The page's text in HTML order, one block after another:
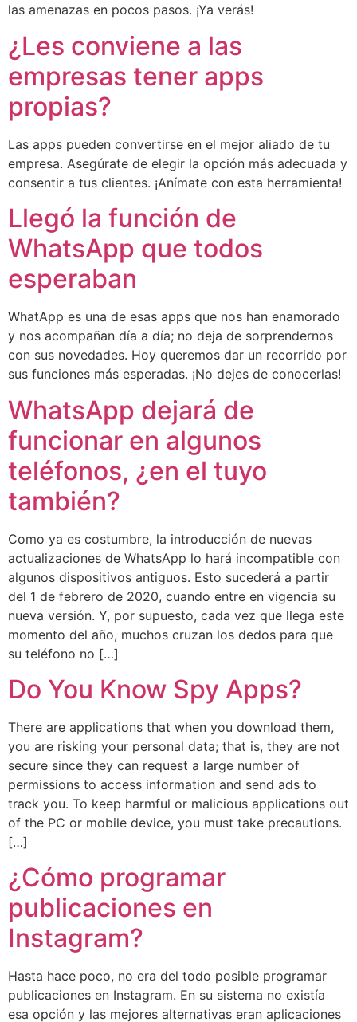
las amenazas en pocos pasos. ¡Ya verás!
¿Les conviene a las
empresas tener apps
propias?
Las apps pueden convertirse en el mejor aliado de tu
empresa. Asegúrate de elegir la opción más adecuada y
consentir a tus clientes. ¡Anímate con esta herramienta!
Llegó la función de
WhatsApp que todos
esperaban
WhatApp es una de esas apps que nos han enamorado
y nos acompañan día a día; no deja de sorprendernos
con sus novedades. Hoy queremos dar un recorrido por
sus funciones más esperadas. ¡No dejes de conocerlas!
WhatsApp dejará de
funcionar en algunos
teléfonos, ¿en el tuyo
también?
Como ya es costumbre, la introducción de nuevas
actualizaciones de WhatsApp lo hará incompatible con
algunos dispositivos antiguos. Esto sucederá a partir
del 1 de febrero de 2020, cuando entre en vigencia su
nueva versión. Y, por supuesto, cada vez que llega este
momento del año, muchos cruzan los dedos para que
su teléfono no […]
Do You Know Spy Apps?
There are applications that when you download them,
you are risking your personal data; that is, they are not
secure since they can request a large number of
permissions to access information and send ads to
track you. To keep harmful or malicious applications out
of the PC or mobile device, you must take precautions.
[…]
¿Cómo programar
publicaciones en
Instagram?
Hasta hace poco, no era del todo posible programar
publicaciones en Instagram. En su sistema no existía
esa opción y las mejores alternativas eran aplicaciones